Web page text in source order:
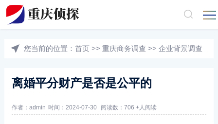
您当前的位置： 首页 >> 重庆商务调查 >> 企业背景调查
离婚平分财产是否是公平的
作者：admin 时间：2024-07-30 阅读数：706 +人阅读